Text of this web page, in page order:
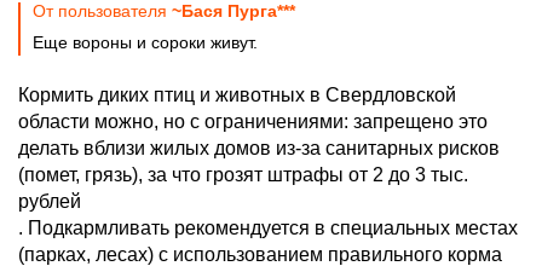
От пользователя ~Бася Пурга***
Еще вороны и сороки живут.
Кормить диких птиц и животных в Свердловской
области можно, но с ограничениями: запрещено это
делать вблизи жилых домов из-за санитарных рисков
(помет, грязь), за что грозят штрафы от 2 до 3 тыс.
рублей
. Подкармливать рекомендуется в специальных местах
(парках, лесах) с использованием правильного корма